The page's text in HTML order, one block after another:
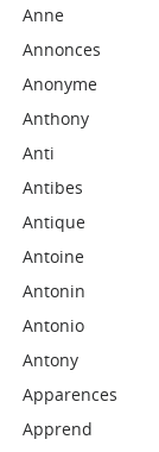
Anne
Annonces
Anonyme
Anthony
Anti
Antibes
Antique
Antoine
Antonin
Antonio
Antony
Apparences
Apprend